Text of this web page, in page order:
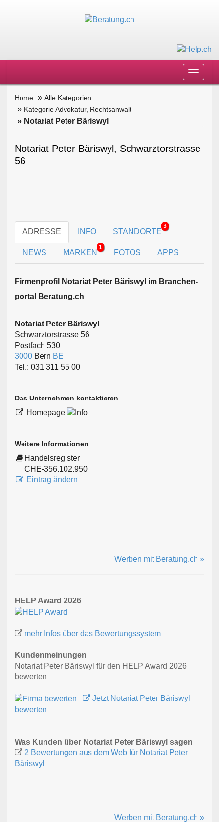
Toggle
Home
Alle Kategorien
Kategorie Advokatur, Rechtsanwalt
Notariat Peter Bäriswyl
Notariat Peter Bäriswyl, Schwarztorstrasse
56
ADRESSE INFO STANDORTE
3
NEWS MARKEN
1
FOTOS APPS
Firmen­profil Notariat Peter Bäriswyl im Branchen­
portal Beratung.ch
Notariat Peter Bäriswyl
Schwarztorstrasse 56
Postfach 530
3000 Bern BE
Tel.: 031 311 55 00
Das Unternehmen kontaktieren
Homepage
Weitere Informationen
Handelsregister
CHE-356.102.950
Eintrag ändern
Werben mit Beratung.ch »
HELP Award 2026
mehr Infos über das Bewertungssystem
Kundenmeinungen
Notariat Peter Bäriswyl für den HELP Award 2026
bewerten
Jetzt Notariat Peter Bäriswyl
bewerten
Was Kunden über Notariat Peter Bäriswyl sagen
2 Bewertungen aus dem Web für Notariat Peter
Bäriswyl
Werben mit Beratung.ch »